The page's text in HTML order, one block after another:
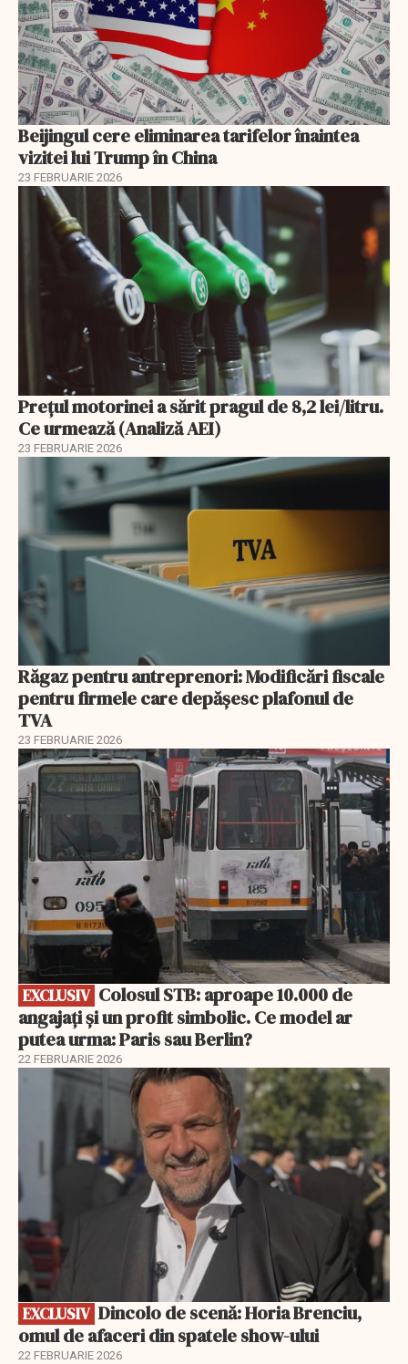
Beijingul cere eliminarea tarifelor înaintea
vizitei lui Trump în China
23 FEBRUARIE 2026
Prețul motorinei a sărit pragul de 8,2 lei/litru.
Ce urmează (Analiză AEI)
23 FEBRUARIE 2026
Răgaz pentru antreprenori: Modificări fiscale
pentru firmele care depășesc plafonul de
TVA
23 FEBRUARIE 2026
EXCLUSIV
EXCLUSIV
angajați și un profit simbolic. Ce model ar
putea urma: Paris sau Berlin?
22 FEBRUARIE 2026
EXCLUSIV
EXCLUSIV
omul de afaceri din spatele show-ului
22 FEBRUARIE 2026